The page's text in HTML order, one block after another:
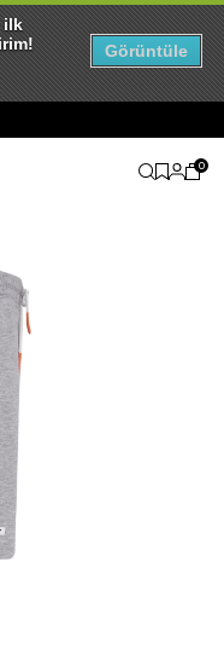
0
ilk
Görüntüle